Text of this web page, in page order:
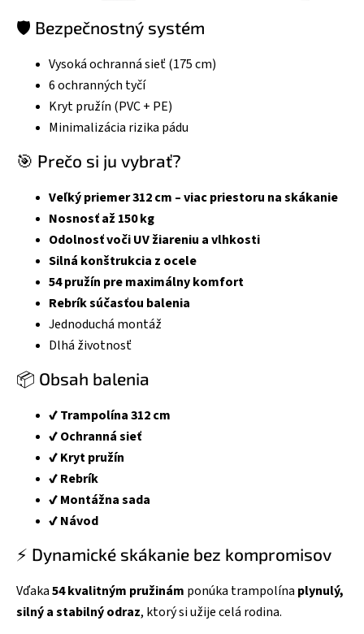
🛡️ Bezpečnostný systém
Vysoká ochranná sieť (175 cm)
6 ochranných tyčí
Kryt pružín (PVC + PE)
Minimalizácia rizika pádu
🎯 Prečo si ju vybrať?
Veľký priemer 312 cm – viac priestoru na skákanie
Nosnosť až 150 kg
Odolnosť voči UV žiareniu a vlhkosti
Silná konštrukcia z ocele
54 pružín pre maximálny komfort
Rebrík súčasťou balenia
Jednoduchá montáž
Dlhá životnosť
📦 Obsah balenia
✔️ Trampolína 312 cm
✔️ Ochranná sieť
✔️ Kryt pružín
✔️ Rebrík
✔️ Montážna sada
✔️ Návod
⚡ Dynamické skákanie bez kompromisov
Vďaka54 kvalitným pružinám ponúka trampolína plynulý,
silný a stabilný odraz, ktorý si užije celá rodina.